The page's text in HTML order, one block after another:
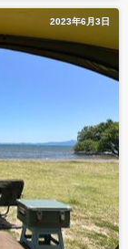
2023年6月3日